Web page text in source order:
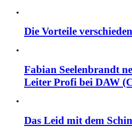
Die Vorteile
Fabian Seelenbrandt
Leiter Profi bei DAW
Das Leid mit dem